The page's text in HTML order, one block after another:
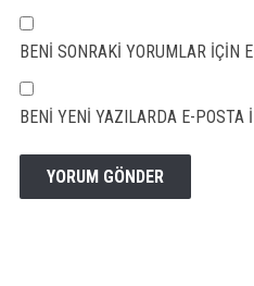
BENI SONRAKI YORUMLAR IÇIN
BENI YENI YAZILARDA E-POSTA